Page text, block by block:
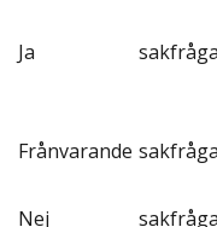
Ja
Frånvarande
Nej